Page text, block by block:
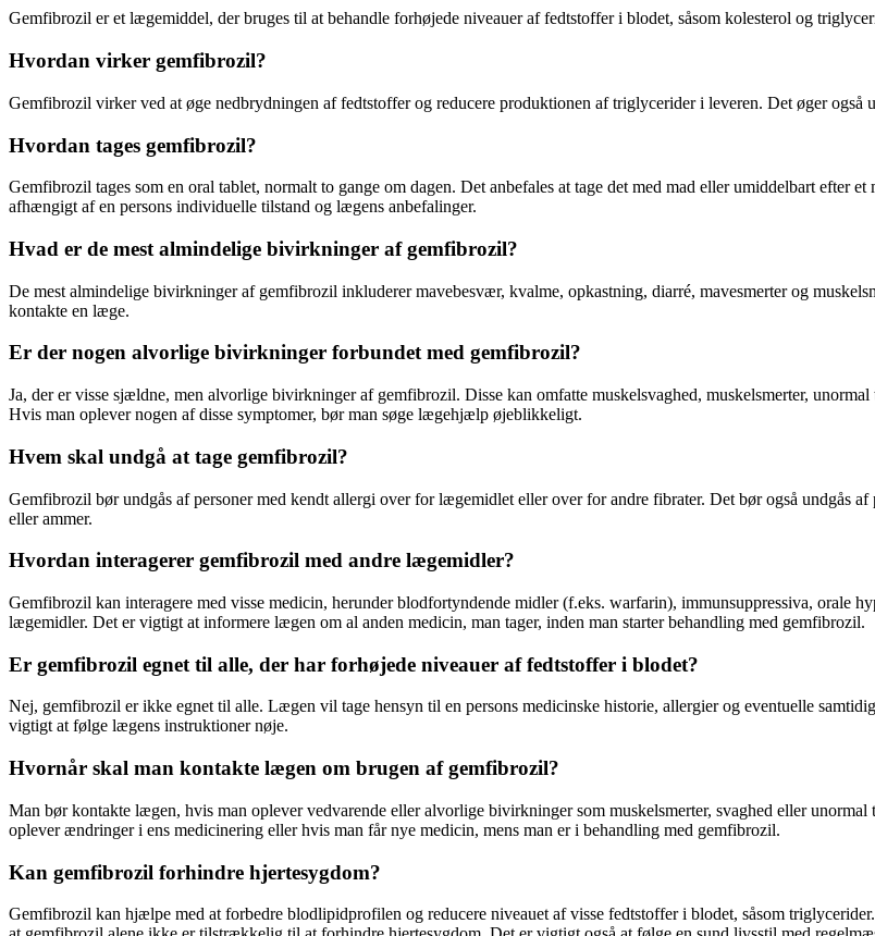
Gemfibrozil er et lægemiddel, der bruges til at behandle forhøjede niveauer af fedtstoffer i blodet, såsom kolesterol og
Hvordan virker gemfibrozil?
Gemfibrozil virker ved at øge nedbrydningen af fedtstoffer og reducere produktionen af triglycerider i leveren. Det øger også
Hvordan tages gemfibrozil?
Gemfibrozil tages som en oral tablet, normalt to gange om dagen. Det anbefales at tage det med mad eller umiddelbart efter
afhængigt af en persons individuelle tilstand og lægens anbefalinger.
Hvad er de mest almindelige bivirkninger af gemfibrozil?
De mest almindelige bivirkninger af gemfibrozil inkluderer mavebesvær, kvalme, opkastning, diarré, mavesmerter og
kontakte en læge.
Er der nogen alvorlige bivirkninger forbundet med gemfibrozil?
Ja, der er visse sjældne, men alvorlige bivirkninger af gemfibrozil. Disse kan omfatte muskelsvaghed, muskelsmerter,
Hvis man oplever nogen af disse symptomer, bør man søge lægehjælp øjeblikkeligt.
Hvem skal undgå at tage gemfibrozil?
Gemfibrozil bør undgås af personer med kendt allergi over for lægemidlet eller over for andre fibrater. Det bør også undgås
eller ammer.
Hvordan interagerer gemfibrozil med andre lægemidler?
Gemfibrozil kan interagere med visse medicin, herunder blodfortyndende midler (f.eks. warfarin), immunsuppressiva, orale
lægemidler. Det er vigtigt at informere lægen om al anden medicin, man tager, inden man starter behandling med gemfibrozil.
Er gemfibrozil egnet til alle, der har forhøjede niveauer af fedtstoffer i blodet?
Nej, gemfibrozil er ikke egnet til alle. Lægen vil tage hensyn til en persons medicinske historie, allergier og eventuelle
vigtigt at følge lægens instruktioner nøje.
Hvornår skal man kontakte lægen om brugen af gemfibrozil?
Man bør kontakte lægen, hvis man oplever vedvarende eller alvorlige bivirkninger som muskelsmerter, svaghed eller
oplever ændringer i ens medicinering eller hvis man får nye medicin, mens man er i behandling med gemfibrozil.
Kan gemfibrozil forhindre hjertesygdom?
Gemfibrozil kan hjælpe med at forbedre blodlipidprofilen og reducere niveauet af visse fedtstoffer i blodet, såsom